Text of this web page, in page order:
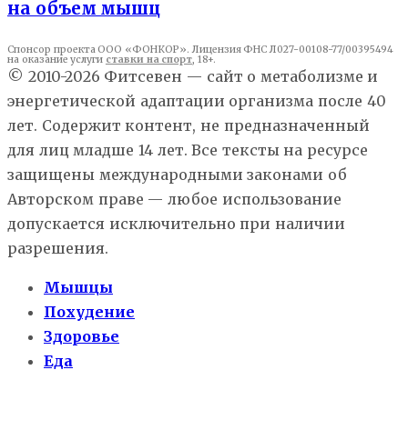
на объем мышц
Спонсор проекта ООО «ФОНКОР». Лицензия ФНС Л027-00108-77/00395494
на оказание услуги ставки на спорт, 18+.
© 2010-2026 Фитсевен — сайт о метаболизме и
энергетической адаптации организма после 40
лет. Содержит контент, не предназначенный
для лиц младше 14 лет. Все тексты на ресурсе
защищены международными законами об
Авторском праве — любое использование
допускается исключительно при наличии
разрешения.
Мышцы
Похудение
Здоровье
Еда